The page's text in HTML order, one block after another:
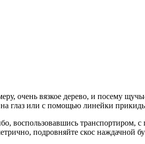
очень вязкое дерево, и посему
глаз или с помощью линейки
воспользовавшись
подровняйте скос наждачной